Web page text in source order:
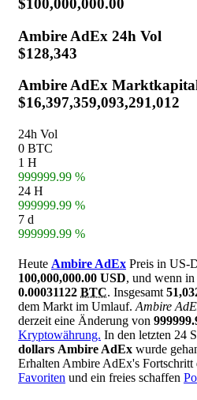
$100,000,000.00
Ambire AdEx 24h Vol
$128,343
Ambire AdEx
$16,397,359,093,291,012
24h Vol
0 BTC
1 H
999999.99 %
24 H
999999.99 %
7 d
999999.99 %
Heute Ambire AdEx Preis in US-
100,000,000.00 USD, und wenn
0.00031122 BTC. Insgesamt
dem Markt im Umlauf. Ambire
derzeit eine Änderung von
Kryptowährung. In den letzten 24
dollars Ambire AdEx wurde
Erhalten Ambire AdEx's
Favoriten und ein freies schaffen